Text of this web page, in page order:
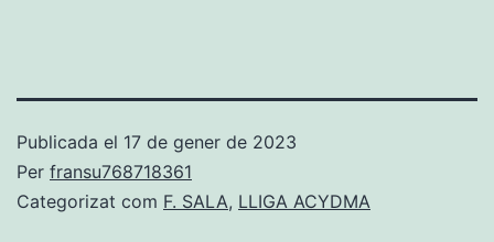
Publicada el 17 de gener de 2023
Per fransu768718361
Categorizat com F. SALA, LLIGA ACYDMA